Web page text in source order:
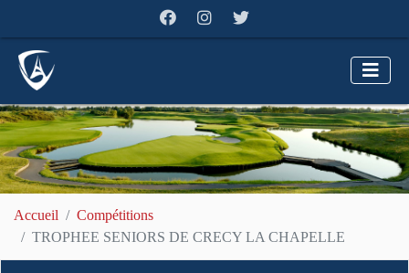
Accueil
Compétitions
TROPHEE SENIORS DE CRECY LA CHAPELLE